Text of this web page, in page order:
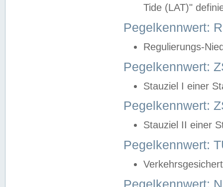
Tide (LAT)"
Pegelkennwert:
Regulierungs-
Pegelkennwert:
Stauziel I einer
Pegelkennwert:
Stauziel II einer
Pegelkennwert:
Pegelkennwert: